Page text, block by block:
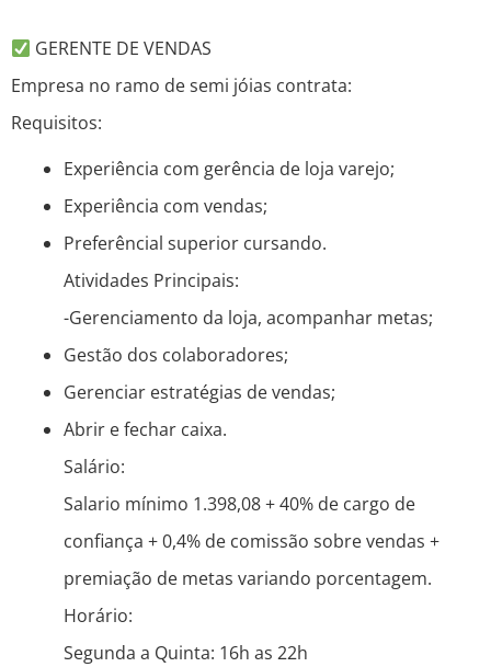
GERENTE DE VENDAS
Empresa no ramo de semi jóias contrata:
Requisitos:
Experiência com gerência de loja varejo;
Experiência com vendas;
Preferêncial superior cursando.
Atividades Principais:
-Gerenciamento da loja, acompanhar metas;
Gestão dos colaboradores;
Gerenciar estratégias de vendas;
Abrir e fechar caixa.
Salário:
Salario mínimo 1.398,08 + 40% de cargo de
confiança + 0,4% de comissão sobre vendas +
premiação de metas variando porcentagem.
Horário:
Segunda a Quinta: 16h as 22h